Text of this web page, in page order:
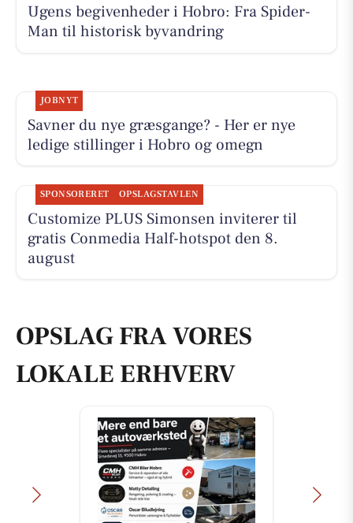
Ugens begivenheder i Hobro: Fra Spider-
Man til historisk byvandring
JOBNYT
Savner du nye græsgange? - Her er nye
ledige stillinger i Hobro og omegn
SPONSORERET OPSLAGSTAVLEN
Customize PLUS Simonsen inviterer til
gratis Conmedia Half-hotspot den 8.
august
OPSLAG FRA VORES
LOKALE ERHVERV